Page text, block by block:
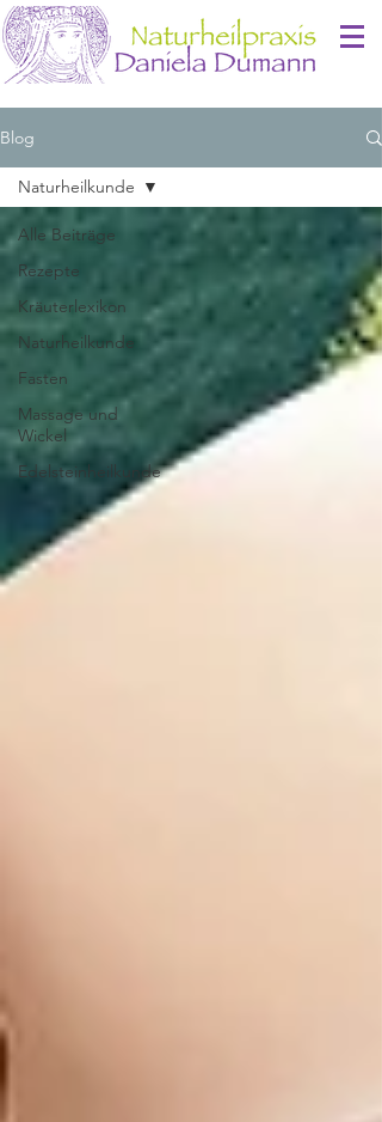
Blog
Alle Beiträge
Rezepte
Kräuterlexikon
Naturheilkunde
Fasten
Massage und
Wickel
Edelsteinheilkunde
Naturheilkunde